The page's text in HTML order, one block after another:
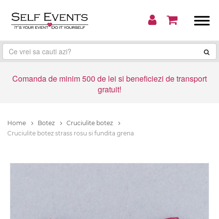
Comanda de minim 500 de lei si beneficiezi de transport
gratuit!
Home Botez
Cruciulite botez
Cruciulite botez strass rosu si fundita grena